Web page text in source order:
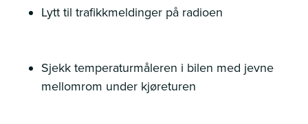
Lytt til trafikkmeldinger på radioen
Sjekk temperaturmåleren i bilen med jevne
mellomrom under kjøreturen